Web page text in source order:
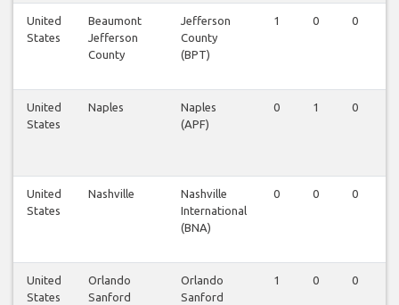
United
States
Beaumont
Jefferson
County
Jefferson
County
(BPT)
1 0 0
United
States
Naples
Naples
(APF)
0 1 0
United
States
Nashville
Nashville
International
(BNA)
0 0 0
United
States
Orlando
Sanford
Orlando
Sanford
1 0 0